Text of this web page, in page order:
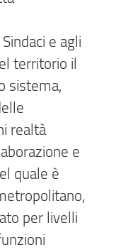
e agli
territorio il
sistema,
realtà
e
quale è
per livelli